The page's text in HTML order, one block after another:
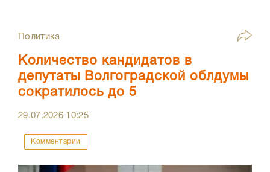
Политика
Количество кандидатов в
депутаты Волгоградской облдумы
сократилось до 5
29.07.2026 10:25
Комментарии